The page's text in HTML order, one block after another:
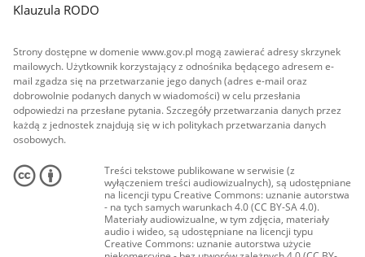
Klauzula RODO
Strony dostępne w domenie www.gov.pl mogą zawierać adresy skrzynek
mailowych. Użytkownik korzystający z odnośnika będącego adresem e-
mail zgadza się na przetwarzanie jego danych (adres e-mail oraz
dobrowolnie podanych danych w wiadomości) w celu przesłania
odpowiedzi na przesłane pytania. Szczegóły przetwarzania danych przez
każdą z jednostek znajdują się w ich politykach przetwarzania danych
osobowych.
Treści tekstowe publikowane w serwisie (z
wyłączeniem treści audiowizualnych), są udostępniane
na licencji typu Creative Commons: uznanie autorstwa
- na tych samych warunkach 4.0 (CC BY-SA 4.0).
Materiały audiowizualne, w tym zdjęcia, materiały
audio i wideo, są udostępniane na licencji typu
Creative Commons: uznanie autorstwa użycie